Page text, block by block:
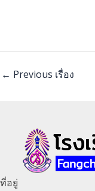
← Previous เรื่อง
ที่อยู่